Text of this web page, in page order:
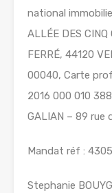
national
ALLÉE DES
FERRÉ, 44120
00040, Carte
2016 000 010
GALIAN – 89 rue
Mandat réf :
Stephanie